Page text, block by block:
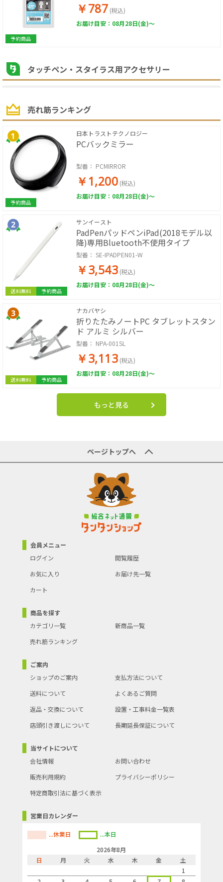
予約商品
￥787 (税込)
お届け目安：08月28日(金)～
タッチペン・スタイラス用アクセサリー
売れ筋ランキング
予約商品
日本トラストテクノロジー
PCバックミラー
型番： PCMIRROR
￥1,200 (税込)
お届け目安：08月28日(金)～
送料無料 予約商品
サンイースト
PadPenパッドペンiPad(2018モデル以
降)専用Bluetooth不使用タイプ
型番： SE-IPADPEN01-W
￥3,543 (税込)
お届け目安：08月28日(金)～
送料無料 予約商品
ナカバヤシ
折りたたみノートPC タブレットスタン
ド アルミ シルバー
型番： NPA-001SL
￥3,113 (税込)
お届け目安：08月28日(金)～
もっと見る
ページトップへ
会員メニュー
ログイン
閲覧履歴
お気に入り
お届け先一覧
カート
商品を探す
カテゴリ一覧
新商品一覧
売れ筋ランキング
ご案内
ショップのご案内
支払方法について
送料について
よくあるご質問
返品・交換について
設置・工事料金一覧表
店頭引き渡しについて
長期延長保証について
当サイトについて
会社情報
お問い合わせ
販売利用規約
プライバシーポリシー
特定商取引法に基づく表示
営業日カレンダー
...休業日
...本日
2026年8月
日
月 火 水 木 金
土
1